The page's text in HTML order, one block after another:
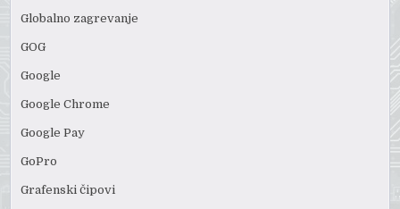
Globalno zagrevanje
GOG
Google
Google Chrome
Google Pay
GoPro
Grafenski čipovi